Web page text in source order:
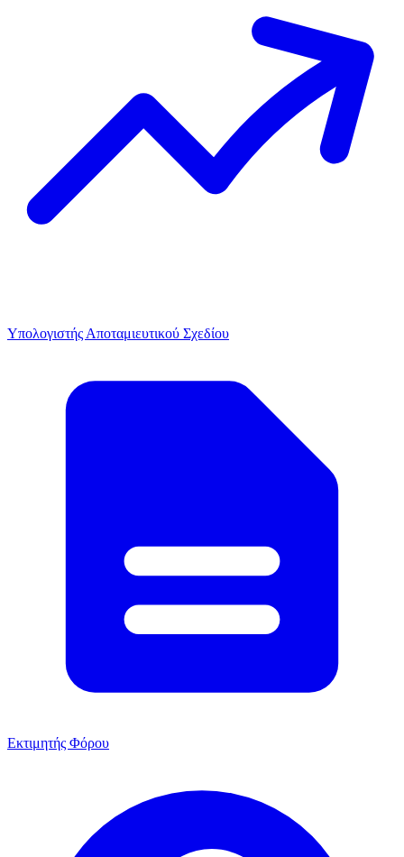
Υπολογιστής Αποταμιευτικού Σχεδίου
Εκτιμητής Φόρου